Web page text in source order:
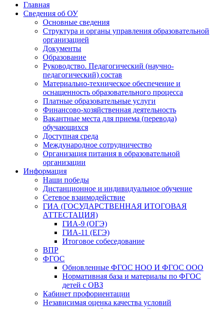
Главная
Сведения об ОУ
Основные сведения
Структура и органы управления образовательной
организацией
Документы
Образование
Руководство. Педагогический (научно-
педагогический) состав
Материально-техническое обеспечение и
оснащенность образовательного процесса
Платные образовательные услуги
Финансово-хозяйственная деятельность
Вакантные места для приема (перевода)
обучающихся
Доступная среда
Международное сотрудничество
Организация питания в образовательной
организации
Информация
Наши победы
Дистанционное и индивидуальное обучение
Сетевое взаимодействие
ГИА (ГОСУДАРСТВЕННАЯ ИТОГОВАЯ
АТТЕСТАЦИЯ)
ГИА-9 (ОГЭ)
ГИА-11 (ЕГЭ)
Итоговое собеседование
ВПР
ФГОС
Обновленные ФГОС НОО И ФГОС ООО
Нормативная база и материалы по ФГОС
детей с ОВЗ
Кабинет профориентации
Независимая оценка качества условий